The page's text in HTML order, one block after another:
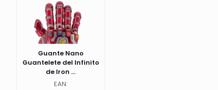
opciones
pueden
elegir
página
Guante Nano
Guantelete del Infinito
de Iron ...
EAN: